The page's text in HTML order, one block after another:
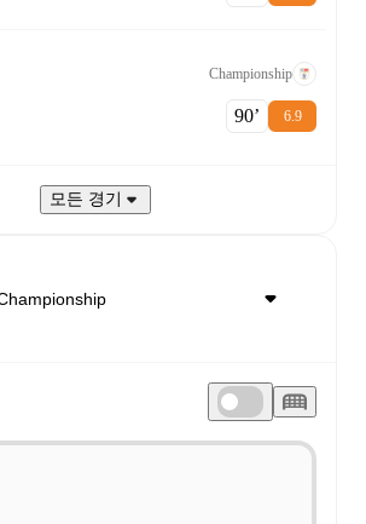
Championship
90‎’‎ 6.9
모든 경기